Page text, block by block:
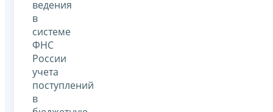
ведения
в
системе
ФНС
России
учета
поступлений
в